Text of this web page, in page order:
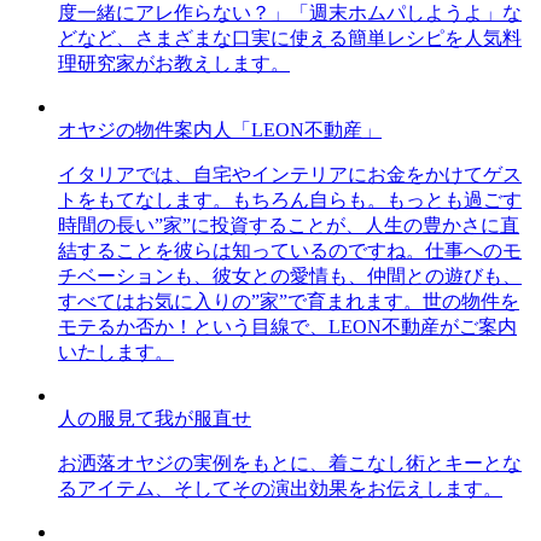
度一緒にアレ作らない？」「週末ホムパしようよ」な
どなど、さまざまな口実に使える簡単レシピを人気料
理研究家がお教えします。
オヤジの物件案内人「LEON不動産」
イタリアでは、自宅やインテリアにお金をかけてゲス
トをもてなします。もちろん自らも。もっとも過ごす
時間の長い”家”に投資することが、人生の豊かさに直
結することを彼らは知っているのですね。仕事へのモ
チベーションも、彼女との愛情も、仲間との遊びも、
すべてはお気に入りの”家”で育まれます。世の物件を
モテるか否か！という目線で、LEON不動産がご案内
いたします。
人の服見て我が服直せ
お洒落オヤジの実例をもとに、着こなし術とキーとな
るアイテム、そしてその演出効果をお伝えします。